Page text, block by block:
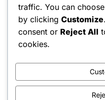
Kategoriat
Pelin säännöt 1v1
Rikkomussäännöt 1v1
traffic. You can
by clicking Customize
consent or Reject All
cookies.